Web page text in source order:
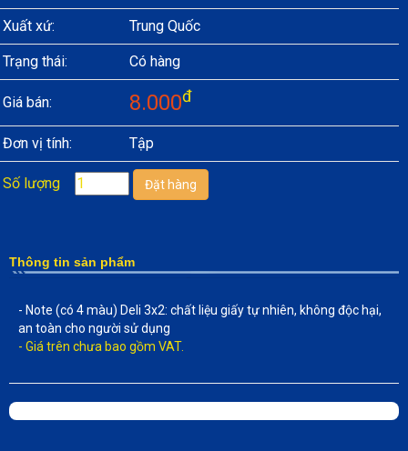
Xuất xứ: Trung Quốc
Trạng thái: Có hàng
Giá bán: 8.000đ
Đơn vị tính: Tập
Số lượng
Thông tin sản phẩm
- Note (có 4 màu) Deli 3x2: chất liệu giấy tự nhiên, không độc hại,
an toàn cho người sử dụng
- Giá trên chưa bao gồm VAT.